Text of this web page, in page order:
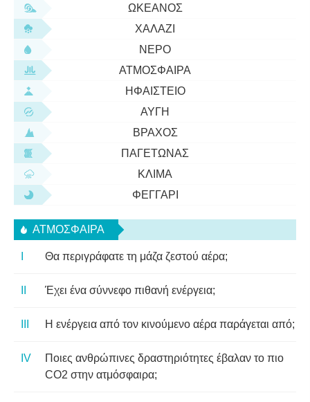
ΩΚΕΑΝΌΣ
ΧΑΛΆΖΙ
ΝΕΡΌ
ΑΤΜΌΣΦΑΙΡΑ
ΗΦΑΊΣΤΕΙΟ
ΑΥΓΉ
ΒΡΆΧΟΣ
ΠΑΓΕΤΏΝΑΣ
ΚΛΊΜΑ
ΦΕΓΓΆΡΙ
ΑΤΜΌΣΦΑΙΡΑ
Θα περιγράφατε τη μάζα ζεστού αέρα;
Έχει ένα σύννεφο πιθανή ενέργεια;
Η ενέργεια από τον κινούμενο αέρα παράγεται από;
Ποιες ανθρώπινες δραστηριότητες έβαλαν το πιο
CO2 στην ατμόσφαιρα;